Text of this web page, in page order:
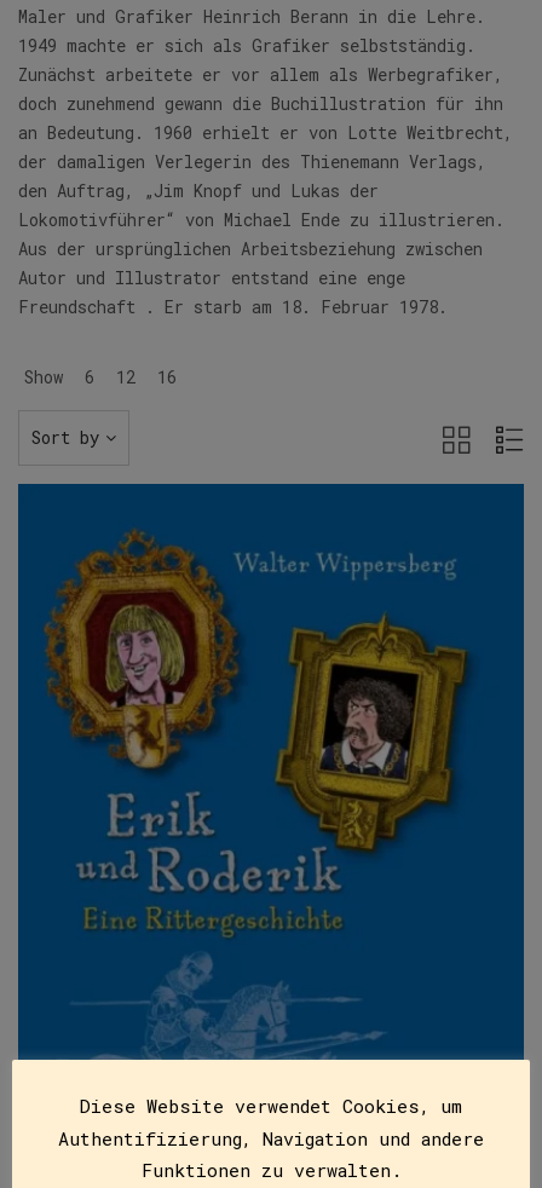
Maler und Grafiker Heinrich Berann in die Lehre.
1949 machte er sich als Grafiker selbstständig.
Zunächst arbeitete er vor allem als Werbegrafiker,
doch zunehmend gewann die Buchillustration für ihn
an Bedeutung. 1960 erhielt er von Lotte Weitbrecht,
der damaligen Verlegerin des Thienemann Verlags,
den Auftrag, „Jim Knopf und Lukas der
Lokomotivführer“ von Michael Ende zu illustrieren.
Aus der ursprünglichen Arbeitsbeziehung zwischen
Autor und Illustrator entstand eine enge
Freundschaft . Er starb am 18. Februar 1978.
Show 6 12 16
Sort by
Diese Website verwendet Cookies, um
Authentifizierung, Navigation und andere
Funktionen zu verwalten.